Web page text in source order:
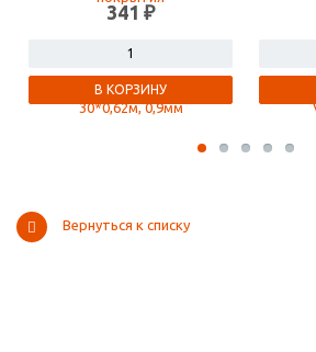
341 ₽
В КОРЗИНУ
Вернуться к списку